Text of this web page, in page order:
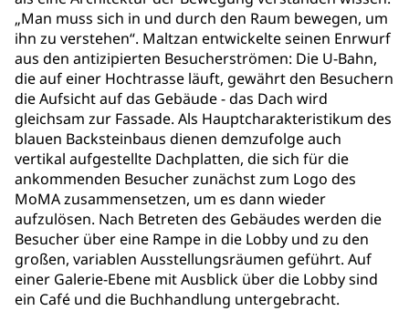
„Man muss sich in und durch den Raum bewegen, um
ihn zu verstehen“. Maltzan entwickelte seinen Enrwurf
aus den antizipierten Besucherströmen: Die U-Bahn,
die auf einer Hochtrasse läuft, gewährt den Besuchern
die Aufsicht auf das Gebäude - das Dach wird
gleichsam zur Fassade. Als Hauptcharakteristikum des
blauen Backsteinbaus dienen demzufolge auch
vertikal aufgestellte Dachplatten, die sich für die
ankommenden Besucher zunächst zum Logo des
MoMA zusammensetzen, um es dann wieder
aufzulösen. Nach Betreten des Gebäudes werden die
Besucher über eine Rampe in die Lobby und zu den
großen, variablen Ausstellungsräumen geführt. Auf
einer Galerie-Ebene mit Ausblick über die Lobby sind
ein Café und die Buchhandlung untergebracht.